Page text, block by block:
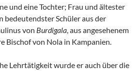
und eine Tochter; Frau und ältester
bedeutendster Schüler aus der
von Burdigala, aus angesehenem
Bischof von Nola in Kampanien.
Lehrtätigkeit wurde er auch über die